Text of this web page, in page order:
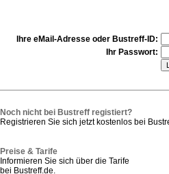
Ihre eMail-Adresse oder Bustreff-ID:
Ihr Passwort:
Noch nicht bei Bustreff registiert?
Registrieren Sie sich jetzt kostenlos bei
Preise & Tarife
Informieren Sie sich über die Tarife
bei Bustreff.de.